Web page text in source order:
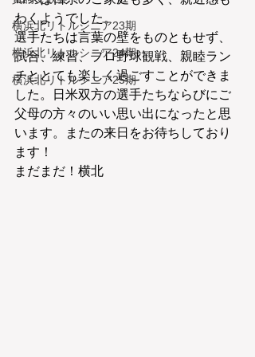
横浜北リトルシニア23期
横浜北リトルシニア24期
横浜北リトルシニア25期
わくようでした。
選手たちは言葉の壁をものともせず、
試合、練習、プロ野球観戦、親睦ラン
チととても楽しく過ごすことができま
した。日米双方の選手たちならびにご
父母の方々のいい思い出になったと思
います。またの来日をお待ちしており
ます！
まだまだ！横北